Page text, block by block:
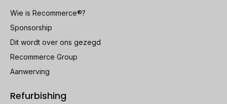
Wie is Recommerce®?
Sponsorship
Dit wordt over ons gezegd
Recommerce Group
Aanwerving
Refurbishing